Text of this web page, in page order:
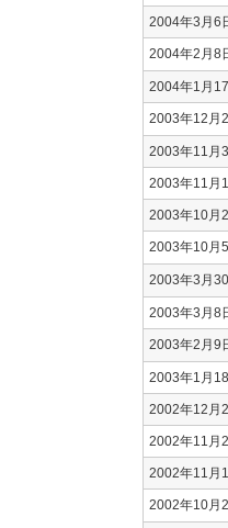
2004年3月6
2004年2月8
2004年1月
2003年12月
2003年11月
2003年11月
2003年10月
2003年10月
2003年3月
2003年3月8
2003年2月9
2003年1月
2002年12月
2002年11月
2002年11月
2002年10月